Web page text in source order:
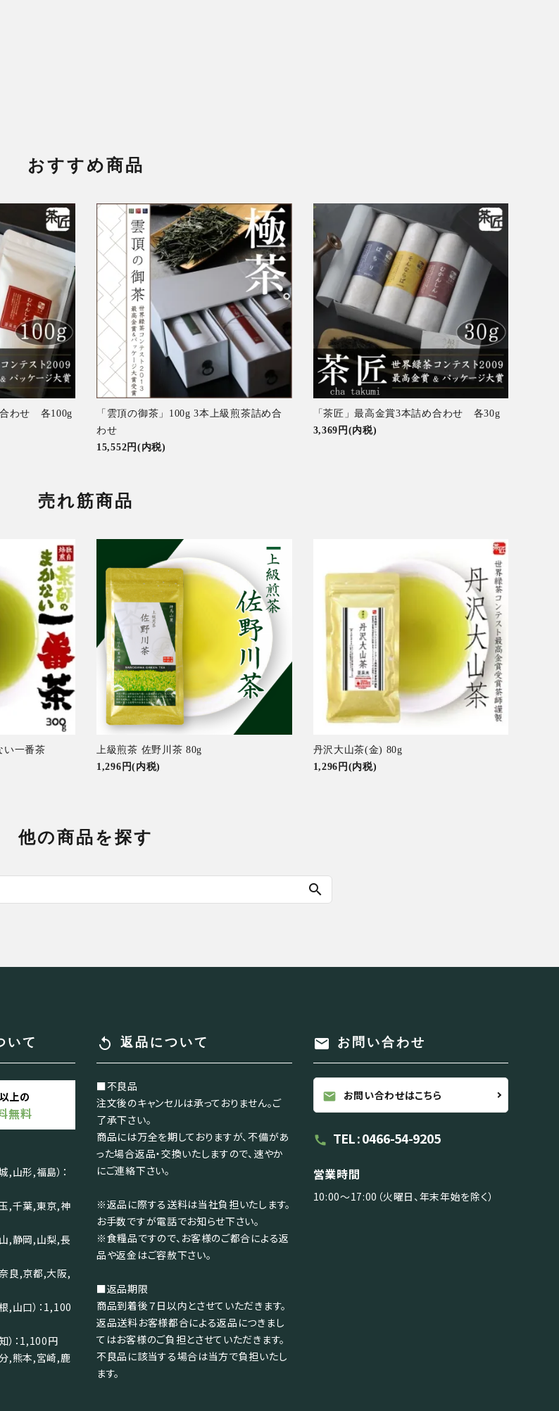
おすすめ商品
合わせ 各100g
「雲頂の御茶」100g 3本上級煎茶詰め合
わせ
15,552円(内税)
「茶匠」最高金賞3本詰め合わせ 各30g
3,369円(内税)
売れ筋商品
い一番茶
上級煎茶 佐野川茶 80g
1,296円(内税)
丹沢大山茶(金) 80g
1,296円(内税)
他の商品を探す
search
いて
上の
無料
山形,福島）：
,千葉,東京,神
,静岡,山梨,長
良,京都,大阪,
山口）：1,100
：1,100円
,熊本,宮崎,鹿
replay 返品について
■不良品
注文後のキャンセルは承っておりません。ご
了承下さい。
商品には万全を期しておりますが、不備があ
った場合返品・交換いたしますので、速やか
にご連絡下さい。
※返品に際する送料は当社負担いたします。
お手数ですが電話でお知らせ下さい。
※食糧品ですので、お客様のご都合による返
品や返金はご容赦下さい。
■返品期限
商品到着後７日以内とさせていただきます。
返品送料お客様都合による返品につきまし
てはお客様のご負担とさせていただきます。
不良品に該当する場合は当方で負担いたし
ます。
mail お問い合わせ
mail お問い合わせはこちら
call TEL : 0466-54-9205
営業時間
10:00～17:00（火曜日、年末年始を除く）